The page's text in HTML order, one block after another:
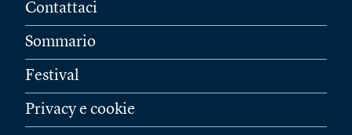
Contattaci
Sommario
Festival
Privacy e cookie